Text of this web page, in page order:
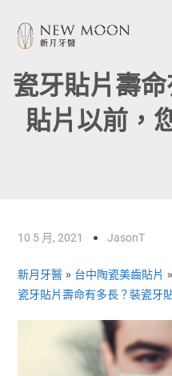
瓷牙貼片壽
貼片以前，
10 5 月, 2021 JasonT
新月牙醫 » 台中陶瓷美齒貼片 »
瓷牙貼片壽命有多長？裝瓷牙